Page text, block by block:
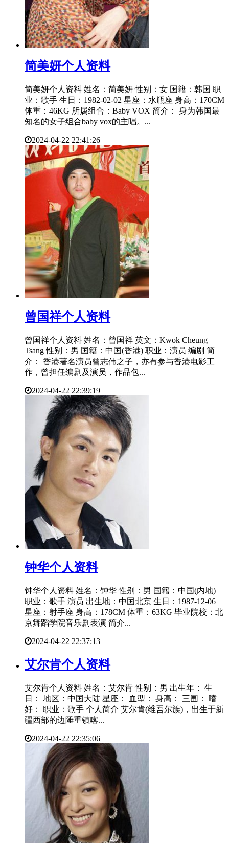
​简美妍个人资料
简美妍个人资料 姓名：简美妍 性别：女 国籍：韩国 职
业：歌手 生日：1982-02-02 星座：水瓶座 身高：170CM
体重：46KG 所属组合：Baby VOX 简介： 身为韩国最
知名的女子组合baby vox的主唱。...
2024-04-22 22:41:26
​曾国祥个人资料
曾国祥个人资料 姓名：曾国祥 英文：Kwok Cheung
Tsang 性别：男 国籍：中国(香港) 职业：演员 编剧 简
介： 香港著名演员曾志伟之子，亦有参与香港电影工
作，曾担任编剧及演员，作品包...
2024-04-22 22:39:19
​钟华个人资料
钟华个人资料 姓名：钟华 性别：男 国籍：中国(内地)
职业：歌手 演员 出生地：中国北京 生日：1987-12-06
星座：射手座 身高：178CM 体重：63KG 毕业院校：北
京舞蹈学院音乐剧表演 简介...
2024-04-22 22:37:13
​艾尔肯个人资料
艾尔肯个人资料 姓名：艾尔肯 性别：男 出生年： 生
日： 地区：中国大陆 星座： 血型： 身高： 三围： 嗜
好： 职业：歌手 个人简介 艾尔肯(维吾尔族)，出生于新
疆西部的边陲重镇喀...
2024-04-22 22:35:06